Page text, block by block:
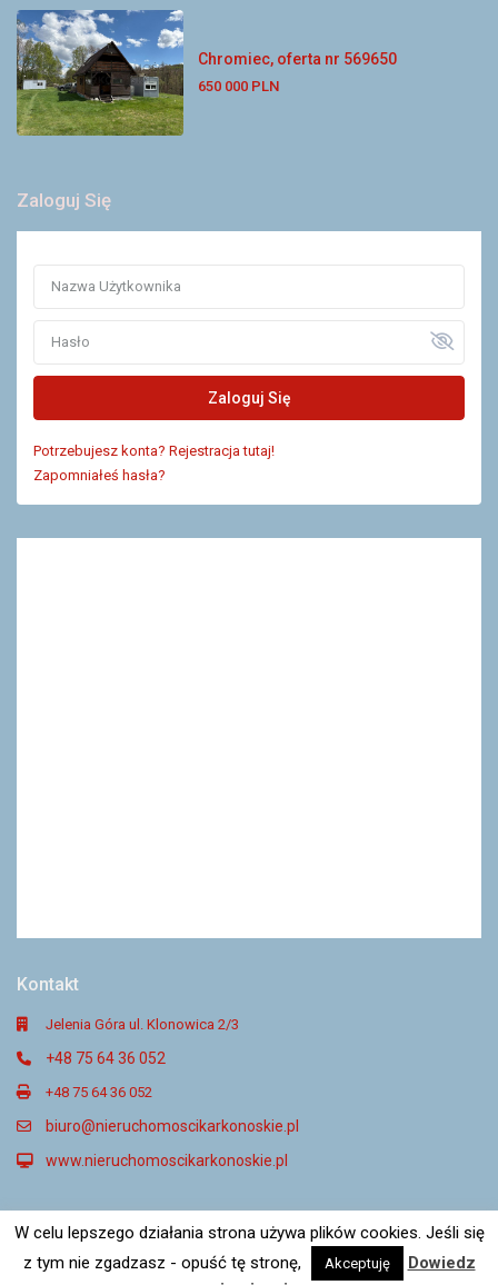
Chromiec, oferta nr 569650
650 000 PLN
Zaloguj Się
Zaloguj Się
Potrzebujesz konta? Rejestracja tutaj!
Zapomniałeś hasła?
Kontakt
Jelenia Góra ul. Klonowica 2/3
+48 75 64 36 052
+48 75 64 36 052
biuro@nieruchomoscikarkonoskie.pl
www.nieruchomoscikarkonoskie.pl
@ 2021. Nieruchomości Karkonoskie
Strony internetowe dla Agencji Nieruchomości – Symen.pl
W celu lepszego działania strona używa plików cookies. Jeśli się
z tym nie zgadzasz - opuść tę stronę,
Akceptuję
Dowiedz